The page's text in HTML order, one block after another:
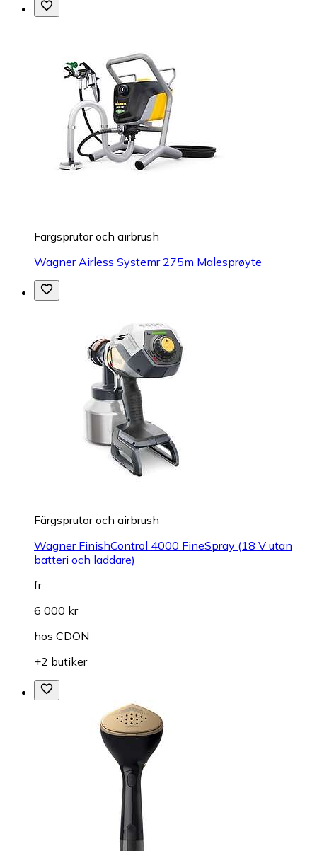
Färgsprutor och airbrush
Wagner Airless Systemr 275m Malesprøyte
Färgsprutor och airbrush
Wagner FinishControl 4000 FineSpray (18 V utan
batteri och laddare)
fr.
6 000 kr
hos CDON
+2 butiker